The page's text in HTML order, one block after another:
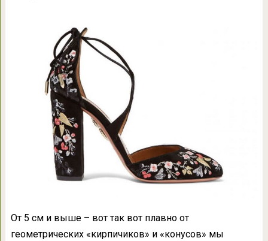
От 5 см и выше – вот так вот плавно от
геометрических «кирпичиков» и «конусов» мы